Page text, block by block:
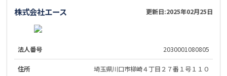
株式会社エース 更新日:2025年02月25日
法人番号 2030001080805
住所 埼玉県川口市柳崎４丁目２７番１号１１０